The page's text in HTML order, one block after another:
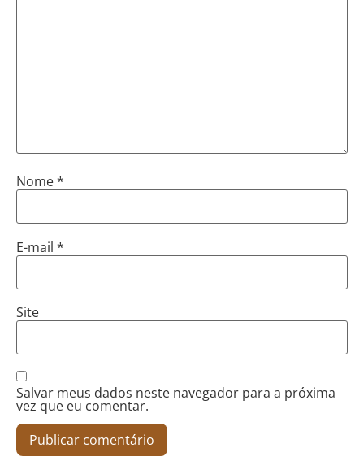
Nome*
E-mail *
Site
Salvar meus dados neste navegador para a próxima
vez que eu comentar.